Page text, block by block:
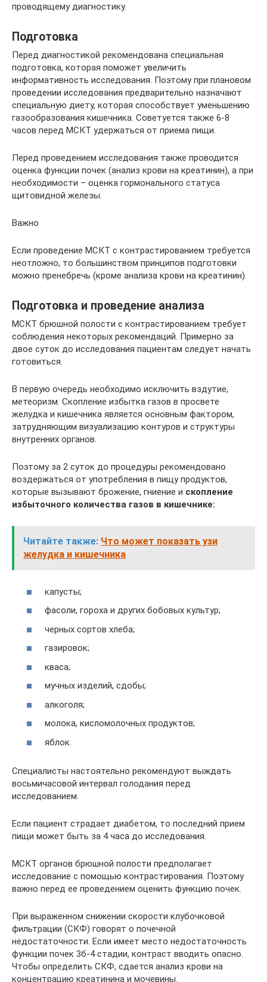
проводящему диагностику.
Подготовка
Перед диагностикой рекомендована специальная
подготовка, которая поможет увеличить
информативность исследования. Поэтому при плановом
проведении исследования предварительно назначают
специальную диету, которая способствует уменьшению
газообразования кишечника. Советуется также 6-8
часов перед МСКТ удержаться от приема пищи.
Перед проведением исследования также проводится
оценка функции почек (анализ крови на креатинин), а при
необходимости – оценка гормонального статуса
щитовидной железы.
Важно
Если проведение МСКТ с контрастированием требуется
неотложно, то большинством принципов подготовки
можно пренебречь (кроме анализа крови на креатинин).
Подготовка и проведение анализа
МСКТ брюшной полости с контрастированием требует
соблюдения некоторых рекомендаций. Примерно за
двое суток до исследования пациентам следует начать
готовиться.
В первую очередь необходимо исключить вздутие,
метеоризм. Скопление избытка газов в просвете
желудка и кишечника является основным фактором,
затрудняющим визуализацию контуров и структуры
внутренних органов.
Поэтому за 2 суток до процедуры рекомендовано
воздержаться от употребления в пищу продуктов,
которые вызывают брожение, гниение и скопление
избыточного количества газов в кишечнике:
Читайте также: Что может показать узи
желудка и кишечника
капусты;
фасоли, гороха и других бобовых культур;
черных сортов хлеба;
газировок;
кваса;
мучных изделий, сдобы;
алкоголя;
молока, кисломолочных продуктов;
яблок.
Специалисты настоятельно рекомендуют выждать
восьмичасовой интервал голодания перед
исследованием.
Если пациент страдает диабетом, то последний прием
пищи может быть за 4 часа до исследования.
МСКТ органов брюшной полости предполагает
исследование с помощью контрастирования. Поэтому
важно перед ее проведением оценить функцию почек.
При выраженном снижении скорости клубочковой
фильтрации (СКФ) говорят о почечной
недостаточности. Если имеет место недостаточность
функции почек 3б-4 стадии, контраст вводить опасно.
Чтобы определить СКФ, сдается анализ крови на
концентрацию креатинина и мочевины.